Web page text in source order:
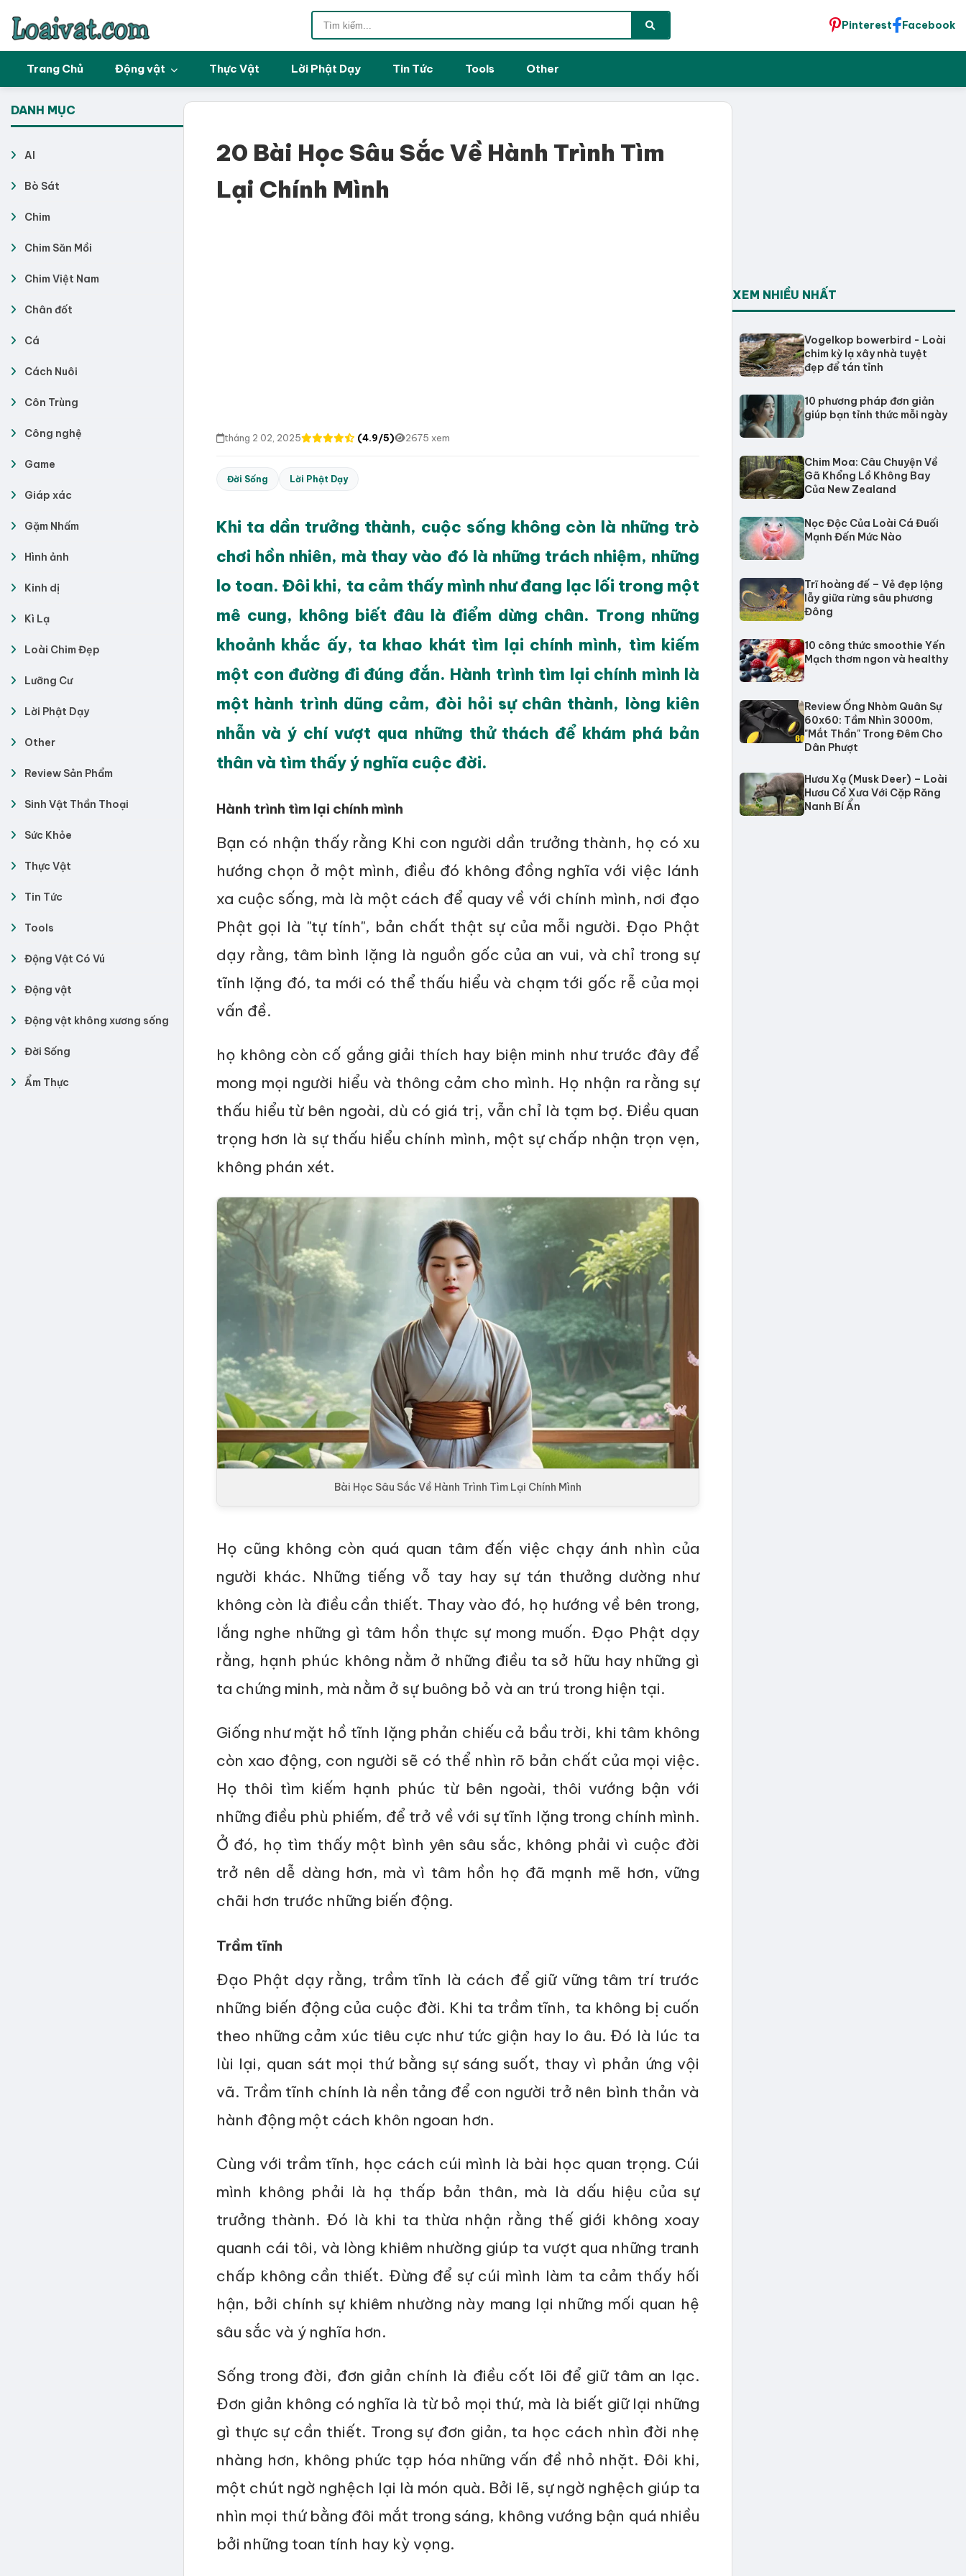
Pinterest Facebook
Trang Chủ Động vật Thực Vật Lời Phật Dạy Tin Tức Tools Other
DANH MỤC
AI
Bò Sát
Chim
Chim Săn Mồi
Chim Việt Nam
Chân đốt
Cá
Cách Nuôi
Côn Trùng
Công nghệ
Game
Giáp xác
Gặm Nhấm
Hình ảnh
Kinh dị
Kì Lạ
Loài Chim Đẹp
Lưỡng Cư
Lời Phật Dạy
Other
Review Sản Phẩm
Sinh Vật Thần Thoại
Sức Khỏe
Thực Vật
Tin Tức
Tools
Động Vật Có Vú
Động vật
Động vật không xương sống
Đời Sống
Ẩm Thực
20 Bài Học Sâu Sắc Về Hành Trình Tìm
Lại Chính Mình
tháng 2 02, 2025 (4.9/5) 2675 xem
Đời Sống Lời Phật Dạy
Khi ta dần trưởng thành, cuộc sống không còn là những trò
chơi hồn nhiên, mà thay vào đó là những trách nhiệm, những
lo toan. Đôi khi, ta cảm thấy mình như đang lạc lối trong một
mê cung, không biết đâu là điểm dừng chân. Trong những
khoảnh khắc ấy, ta khao khát tìm lại chính mình, tìm kiếm
một con đường đi đúng đắn. Hành trình tìm lại chính mình là
một hành trình dũng cảm, đòi hỏi sự chân thành, lòng kiên
nhẫn và ý chí vượt qua những thử thách để khám phá bản
thân và tìm thấy ý nghĩa cuộc đời.
Hành trình tìm lại chính mình
Bạn có nhận thấy rằng Khi con người dần trưởng thành, họ có xu
hướng chọn ở một mình, điều đó không đồng nghĩa với việc lánh
xa cuộc sống, mà là một cách để quay về với chính mình, nơi đạo
Phật gọi là "tự tính", bản chất thật sự của mỗi người. Đạo Phật
dạy rằng, tâm bình lặng là nguồn gốc của an vui, và chỉ trong sự
tĩnh lặng đó, ta mới có thể thấu hiểu và chạm tới gốc rễ của mọi
vấn đề.
họ không còn cố gắng giải thích hay biện minh như trước đây để
mong mọi người hiểu và thông cảm cho mình. Họ nhận ra rằng sự
thấu hiểu từ bên ngoài, dù có giá trị, vẫn chỉ là tạm bợ. Điều quan
trọng hơn là sự thấu hiểu chính mình, một sự chấp nhận trọn vẹn,
không phán xét.
Bài Học Sâu Sắc Về Hành Trình Tìm Lại Chính Mình
Họ cũng không còn quá quan tâm đến việc chạy ánh nhìn của
người khác. Những tiếng vỗ tay hay sự tán thưởng dường như
không còn là điều cần thiết. Thay vào đó, họ hướng về bên trong,
lắng nghe những gì tâm hồn thực sự mong muốn. Đạo Phật dạy
rằng, hạnh phúc không nằm ở những điều ta sở hữu hay những gì
ta chứng minh, mà nằm ở sự buông bỏ và an trú trong hiện tại.
Giống như mặt hồ tĩnh lặng phản chiếu cả bầu trời, khi tâm không
còn xao động, con người sẽ có thể nhìn rõ bản chất của mọi việc.
Họ thôi tìm kiếm hạnh phúc từ bên ngoài, thôi vướng bận với
những điều phù phiếm, để trở về với sự tĩnh lặng trong chính mình.
Ở đó, họ tìm thấy một bình yên sâu sắc, không phải vì cuộc đời
trở nên dễ dàng hơn, mà vì tâm hồn họ đã mạnh mẽ hơn, vững
chãi hơn trước những biến động.
Trầm tĩnh
Đạo Phật dạy rằng, trầm tĩnh là cách để giữ vững tâm trí trước
những biến động của cuộc đời. Khi ta trầm tĩnh, ta không bị cuốn
theo những cảm xúc tiêu cực như tức giận hay lo âu. Đó là lúc ta
lùi lại, quan sát mọi thứ bằng sự sáng suốt, thay vì phản ứng vội
vã. Trầm tĩnh chính là nền tảng để con người trở nên bình thản và
hành động một cách khôn ngoan hơn.
Cùng với trầm tĩnh, học cách cúi mình là bài học quan trọng. Cúi
mình không phải là hạ thấp bản thân, mà là dấu hiệu của sự
trưởng thành. Đó là khi ta thừa nhận rằng thế giới không xoay
quanh cái tôi, và lòng khiêm nhường giúp ta vượt qua những tranh
chấp không cần thiết. Đừng để sự cúi mình làm ta cảm thấy hối
hận, bởi chính sự khiêm nhường này mang lại những mối quan hệ
sâu sắc và ý nghĩa hơn.
Sống trong đời, đơn giản chính là điều cốt lõi để giữ tâm an lạc.
Đơn giản không có nghĩa là từ bỏ mọi thứ, mà là biết giữ lại những
gì thực sự cần thiết. Trong sự đơn giản, ta học cách nhìn đời nhẹ
nhàng hơn, không phức tạp hóa những vấn đề nhỏ nhặt. Đôi khi,
một chút ngờ nghệch lại là món quà. Bởi lẽ, sự ngờ nghệch giúp ta
nhìn mọi thứ bằng đôi mắt trong sáng, không vướng bận quá nhiều
bởi những toan tính hay kỳ vọng.
XEM NHIỀU NHẤT
Vogelkop bowerbird - Loài
chim kỳ lạ xây nhà tuyệt
đẹp để tán tỉnh
10 phương pháp đơn giản
giúp bạn tỉnh thức mỗi ngày
Chim Moa: Câu Chuyện Về
Gã Khổng Lồ Không Bay
Của New Zealand
Nọc Độc Của Loài Cá Đuối
Mạnh Đến Mức Nào
Trĩ hoàng đế – Vẻ đẹp lộng
lẫy giữa rừng sâu phương
Đông
10 công thức smoothie Yến
Mạch thơm ngon và healthy
Review Ống Nhòm Quân Sự
60x60: Tầm Nhìn 3000m,
"Mắt Thần" Trong Đêm Cho
Dân Phượt
Hươu Xạ (Musk Deer) – Loài
Hươu Cổ Xưa Với Cặp Răng
Nanh Bí Ẩn